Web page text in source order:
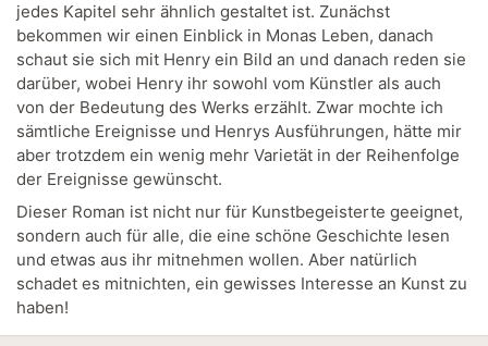
jedes Kapitel sehr ähnlich gestaltet ist. Zunächst
bekommen wir einen Einblick in Monas Leben, danach
schaut sie sich mit Henry ein Bild an und danach reden sie
darüber, wobei Henry ihr sowohl vom Künstler als auch
von der Bedeutung des Werks erzählt. Zwar mochte ich
sämtliche Ereignisse und Henrys Ausführungen, hätte mir
aber trotzdem ein wenig mehr Varietät in der Reihenfolge
der Ereignisse gewünscht.
Dieser Roman ist nicht nur für Kunstbegeisterte geeignet,
sondern auch für alle, die eine schöne Geschichte lesen
und etwas aus ihr mitnehmen wollen. Aber natürlich
schadet es mitnichten, ein gewisses Interesse an Kunst zu
haben!